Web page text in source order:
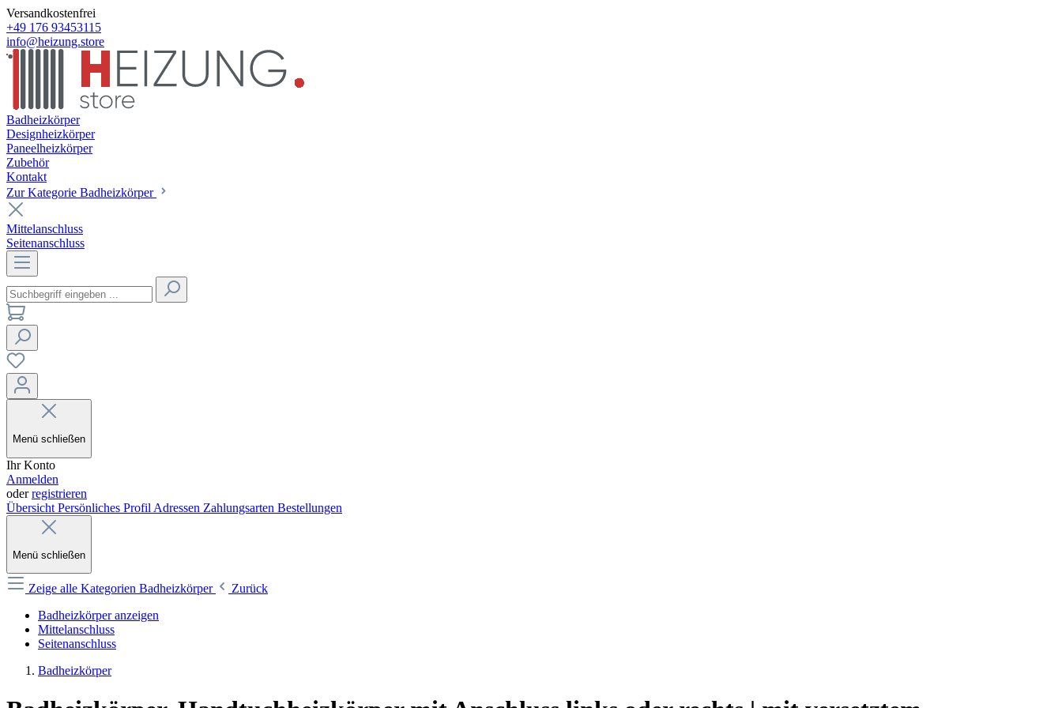
Versandkostenfrei
+49 176 93453115
info@heizung.store
Badheizkörper
Designheizkörper
Paneelheizkörper
Zubehör
Kontakt
Zur Kategorie Badheizkörper
Mittelanschluss
Seitenanschluss
Menü schließen
Ihr Konto
Anmelden
oderregistrieren
Übersicht Persönliches Profil Adressen Zahlungsarten Bestellungen
Menü schließen
Zeige alle Kategorien Badheizkörper
Zurück
Badheizkörper anzeigen
Mittelanschluss
Seitenanschluss
Badheizkörper